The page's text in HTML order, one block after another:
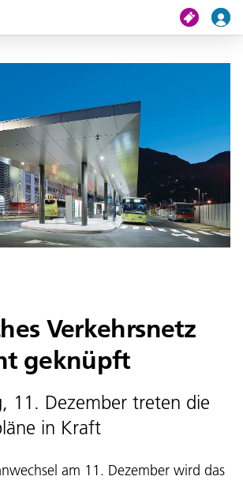
Verkehrsnetz
geknüpft
11. Dezember treten die
in Kraft
am 11. Dezember wird das